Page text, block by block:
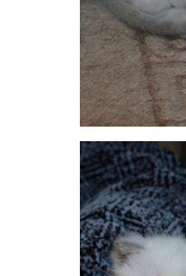
КатькаКатька
guru
20 июля 2017
Отчет номер 3 покошке
Alena29111981